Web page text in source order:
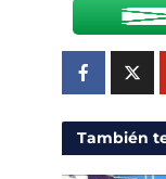
También